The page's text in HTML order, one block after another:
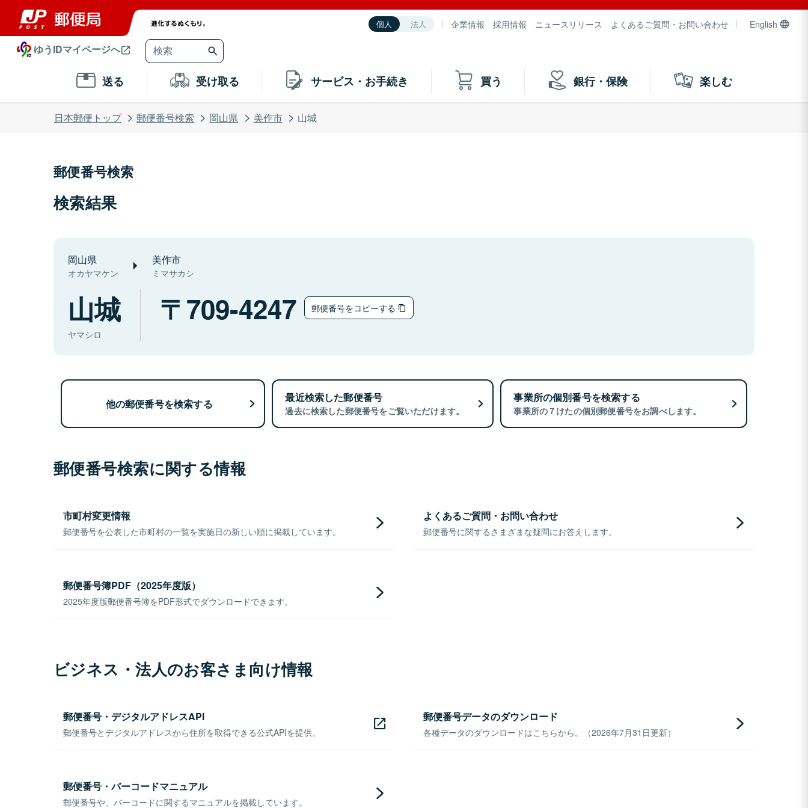
個人 法人 企業情報 採用情報 ニュースリリース よくあるご質問・お問い合わせ English
ゆうIDマイページへ
送る 受け取る サービス・お手続き 買う 銀行・保険 楽しむ
日本郵便トップ 郵便番号検索 岡山県 美作市 山城
郵便番号検索
検索結果
岡山県
オカヤマケン
美作市
ミマサカシ
山城
ヤマシロ
709-4247 郵便番号をコピーする
他の郵便番号を検索する 最近検索した郵便番号
過去に検索した郵便番号をご覧いただけます。
事業所の個別番号を検索する
事業所の７けたの個別郵便番号をお調べします。
郵便番号検索に関する情報
市町村変更情報
郵便番号を公表した市町村の一覧を実施日の新しい順に掲載しています。
よくあるご質問・お問い合わせ
郵便番号に関するさまざまな疑問にお答えします。
郵便番号簿PDF（2025年度版）
2025年度版郵便番号簿をPDF形式でダウンロードできます。
ビジネス・法人のお客さま向け情報
郵便番号・デジタルアドレスAPI
郵便番号とデジタルアドレスから住所を取得できる公式APIを提供。
郵便番号データのダウンロード
各種データのダウンロードはこちらから。（2026年7月31日更新）
郵便番号・バーコードマニュアル
郵便番号や、バーコードに関するマニュアルを掲載しています。